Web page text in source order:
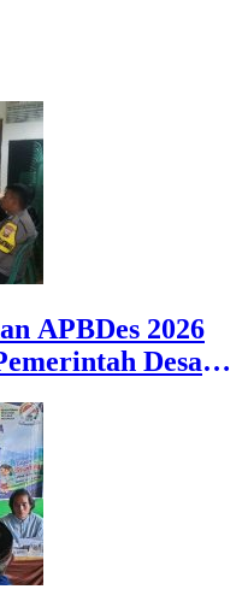
APBDes 2026
Desa